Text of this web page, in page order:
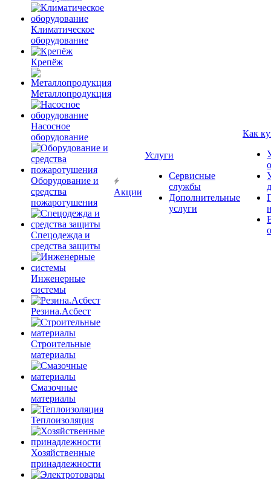
Климатическое
оборудование
Крепёж
Металлопродукция
Насосное
оборудование
Оборудование и
средства
пожаротушения
Спецодежда и
средства защиты
Инженерные
системы
Резина.Асбест
Строительные
материалы
Смазочные
материалы
Теплоизоляция
Хозяйственные
принадлежности
Акции
Услуги
Сервисные
службы
Дополнительные
услуги
Как